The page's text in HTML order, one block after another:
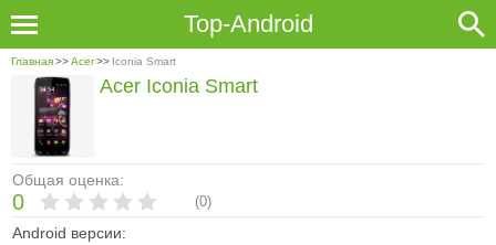
Top-Android
Главная>>Acer>> Iconia Smart
Общая оценка:
0 (0)
Android версии:
Acer Iconia Smart